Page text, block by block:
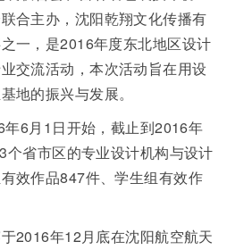
合主办，沈阳乾翔文化传播有
一，是2016年度东北地区设计
交流活动，本次活动旨在用设
地的振兴与发展。
6月1日开始，截止到2016年
省市区的专业设计机构与设计
效作品847件、学生组有效作
2016年12月底在沈阳航空航天